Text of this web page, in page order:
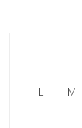
L M